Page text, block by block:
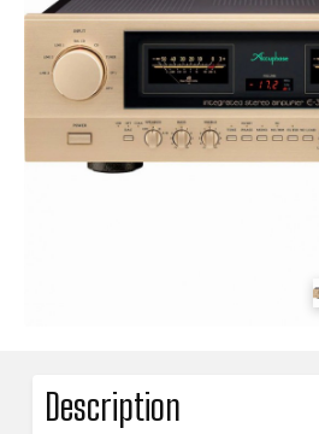
Description